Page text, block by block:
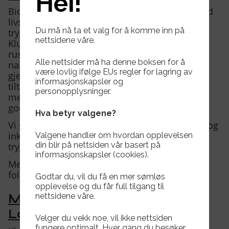
Bidra til at barn og unge har gode tilbud og god
livskvalitet ved å tilby tilrettelagte treninger og
trygge rammer.
Klubben skal være med på å forebygge
rusmiddelmisbruk og annet misbruk av
narkotiske stoffer og skadelig bruk av alkohol
gjennom informasjon og andre forebyggende
tiltak. Tiltak som kan nevnes er arrangement
med helsesøster, sørge for informasjon rundt
gode vaner med kosthold og søvn.
Vi skal sørge for inkludering for tilrettelegging og
inkludering. Og all aktivitet skal basere seg på
trygge rammer.
Med andre ord skal klubben bidra til en bedre
folkehelse gjennom sunn aktivitet.
Mål 11: Bærekraftige Byer og
Lokalsamfunn
Du må nå ta et valg for å komme inn på
nettsidene våre.
Alle nettsider må ha denne boksen for å
være lovlig ifølge EUs regler for lagring av
informasjonskapsler og
personopplysninger.
Hva betyr valgene?
Valgene handler om hvordan opplevelsen
din blir på nettsiden vår basert på
informasjonskapsler (cookies).
Godtar du, vil du få en mer sømløs
opplevelse og du får full tilgang til
nettsidene våre.
Velger du vekk noe, vil ikke nettsiden